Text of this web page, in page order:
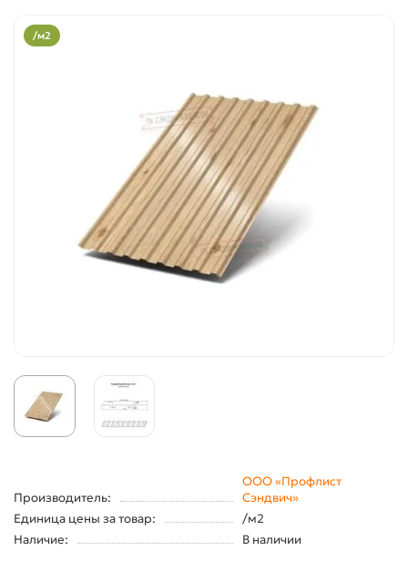
/м2
Производитель:
ООО «Профлист
Сэндвич»
Единица цены за товар:
/м2
Наличие:
В наличии